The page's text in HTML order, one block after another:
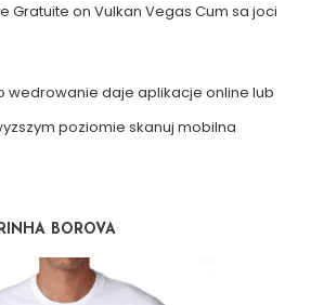
Gratuite on Vulkan Vegas Cum sa joci
wedrowanie daje aplikacje online lub
poziomie skanuj mobilna
BOROVA